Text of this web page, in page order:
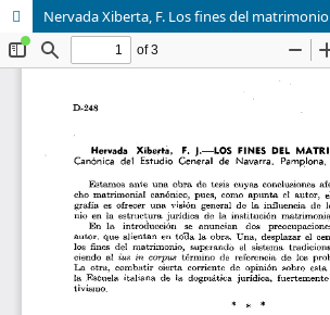
Nervada Xiberta, F. Los fines del matrimonio